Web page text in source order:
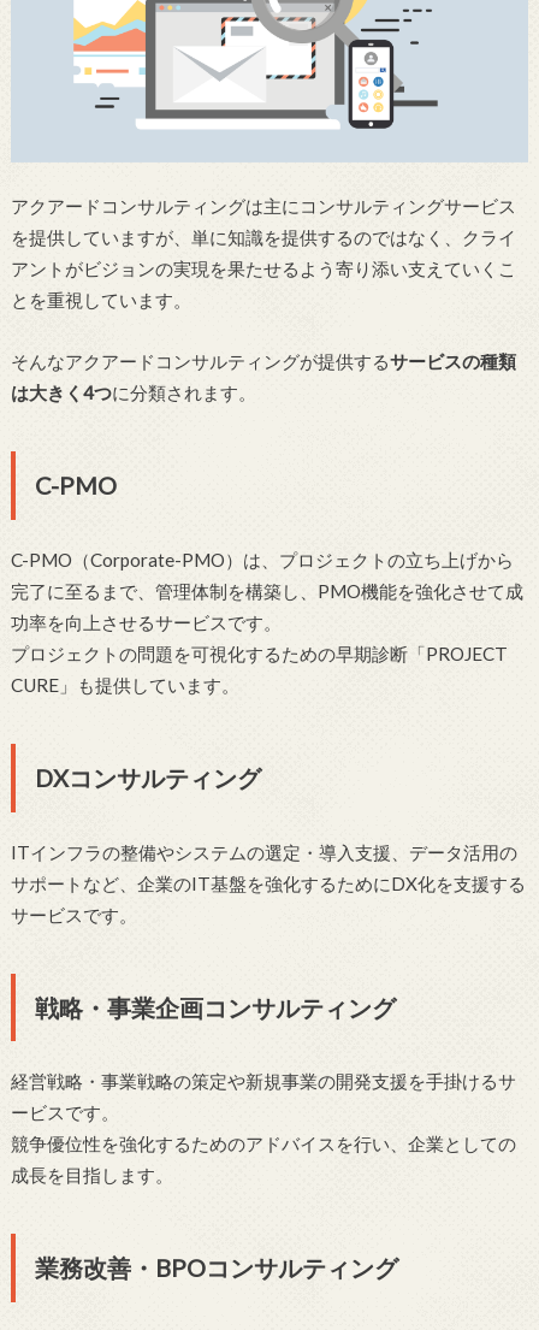
アクアードコンサルティングは主にコンサルティングサービス
を提供していますが、単に知識を提供するのではなく、クライ
アントがビジョンの実現を果たせるよう寄り添い支えていくこ
とを重視しています。
そんなアクアードコンサルティングが提供するサービスの種類
は大きく4つに分類されます。
C-PMO
C-PMO（Corporate-PMO）は、プロジェクトの立ち上げから
完了に至るまで、管理体制を構築し、PMO機能を強化させて成
功率を向上させるサービスです。
プロジェクトの問題を可視化するための早期診断「PROJECT
CURE」も提供しています。
DXコンサルティング
ITインフラの整備やシステムの選定・導入支援、データ活用の
サポートなど、企業のIT基盤を強化するためにDX化を支援する
サービスです。
戦略・事業企画コンサルティング
経営戦略・事業戦略の策定や新規事業の開発支援を手掛けるサ
ービスです。
競争優位性を強化するためのアドバイスを行い、企業としての
成長を目指します。
業務改善・BPOコンサルティング